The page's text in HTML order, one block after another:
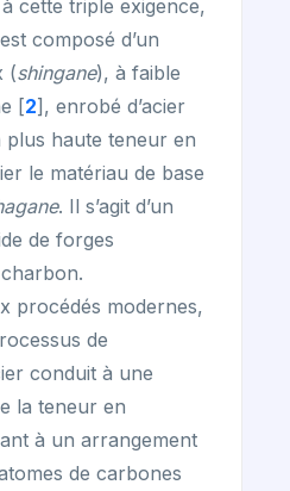
cette triple exigence,
composé d’un
(shingane), à faible
[2] , enrobé d’acier
plus haute teneur en
le matériau de base
. Il s’agit d’un
de forges
procédés modernes,
de
conduit à une
la teneur en
à un arrangement
de carbones